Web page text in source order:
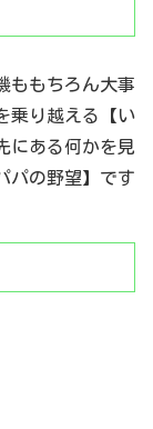
ももちろん大事
乗り越える【い
にある何かを見
パの野望】です